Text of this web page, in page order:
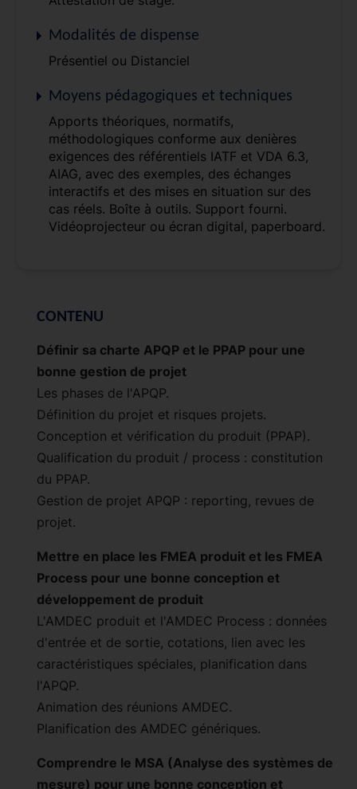
Modalités de dispense
Présentiel ou Distanciel
Moyens pédagogiques et techniques
Apports théoriques, normatifs,
méthodologiques conforme aux denières
exigences des référentiels IATF et VDA 6.3,
AIAG, avec des exemples, des échanges
interactifs et des mises en situation sur des
cas réels. Boîte à outils. Support fourni.
Vidéoprojecteur ou écran digital, paperboard.
CONTENU
Définir sa charte APQP et le PPAP pour une
bonne gestion de projet
Les phases de l'APQP.
Définition du projet et risques projets.
Conception et vérification du produit (PPAP).
Qualification du produit / process : constitution
du PPAP.
Gestion de projet APQP : reporting, revues de
projet.
Mettre en place les FMEA produit et les FMEA
Process pour une bonne conception et
développement de produit
L'AMDEC produit et l'AMDEC Process : données
d'entrée et de sortie, cotations, lien avec les
caractéristiques spéciales, planification dans
l'APQP.
Animation des réunions AMDEC.
Planification des AMDEC génériques.
Comprendre le MSA (Analyse des systèmes de
mesure) pour une bonne conception et